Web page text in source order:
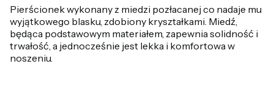
Pierścionek wykonany z miedzi pozłacanej co nadaje mu
wyjątkowego blasku, zdobiony kryształkami. Miedź,
będąca podstawowym materiałem, zapewnia solidność i
trwałość, a jednocześnie jest lekka i komfortowa w
noszeniu.